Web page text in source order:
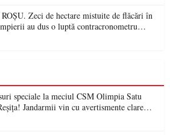
de flăcări în
au dus o luptă contracronometru
pădure de la dezastru
speciale la meciul CSM Olimpia Satu
Jandarmii vin cu avertismente clare